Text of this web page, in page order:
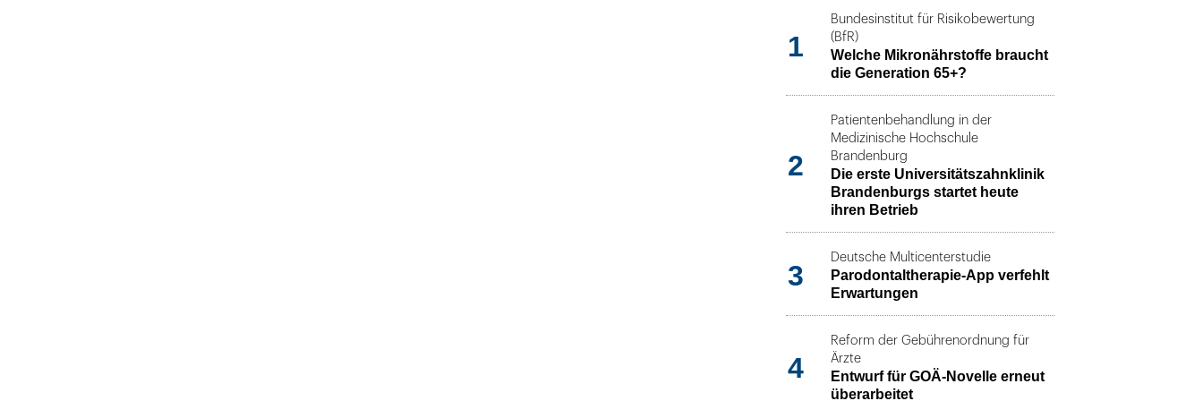
1
Bundesinstitut für Risikobewertung
(BfR)
Welche Mikronährstoffe braucht
die Generation 65+?
2
Patientenbehandlung in der
Medizinische Hochschule
Brandenburg
Die erste Universitätszahnklinik
Brandenburgs startet heute
ihren Betrieb
3
Deutsche Multicenterstudie
Parodontaltherapie-App verfehlt
Erwartungen
4
Reform der Gebührenordnung für
Ärzte
Entwurf für GOÄ-Novelle erneut
überarbeitet